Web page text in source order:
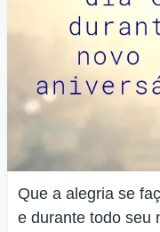
Que a alegria se
e durante todo seu